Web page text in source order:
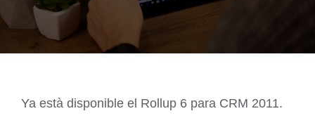
Ya està disponible el Rollup 6 para CRM 2011.